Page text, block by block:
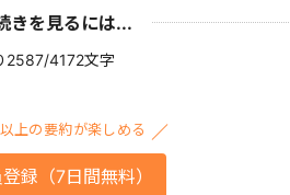
きを見るには...
2587/4172文字
上の要約が楽しめる
録（7日間無料）